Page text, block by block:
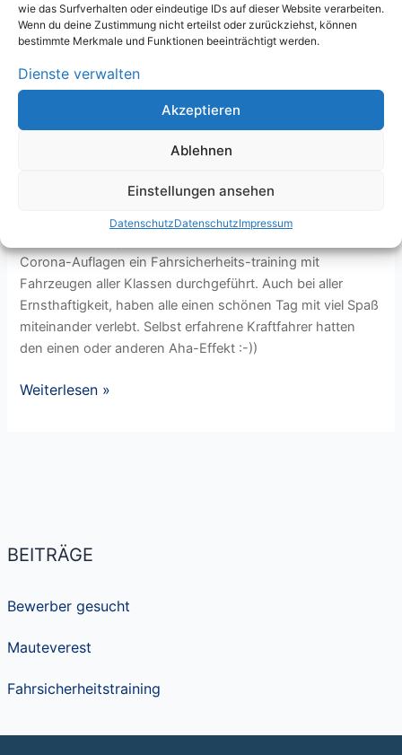
wie das Surfverhalten oder eindeutige IDs auf dieser Website verarbeiten.
Wenn du deine Zustimmung nicht erteilst oder zurückziehst, können
bestimmte Merkmale und Funktionen beeinträchtigt werden.
Dienste verwalten
Akzeptieren
Ablehnen
Einstellungen ansehen
DatenschutzDatenschutzImpressum
BEITRÄGE
Bewerber gesucht
Mauteverest
Fahrsicherheitstraining
Fahrsicherheitstraining
Corona-Auflagen ein Fahrsicherheits-training mit
Fahrzeugen aller Klassen durchgeführt. Auch bei aller
Ernsthaftigkeit, haben alle einen schönen Tag mit viel Spaß
miteinander verlebt. Selbst erfahrene Kraftfahrer hatten
den einen oder anderen Aha-Effekt :-))
Weiterlesen »